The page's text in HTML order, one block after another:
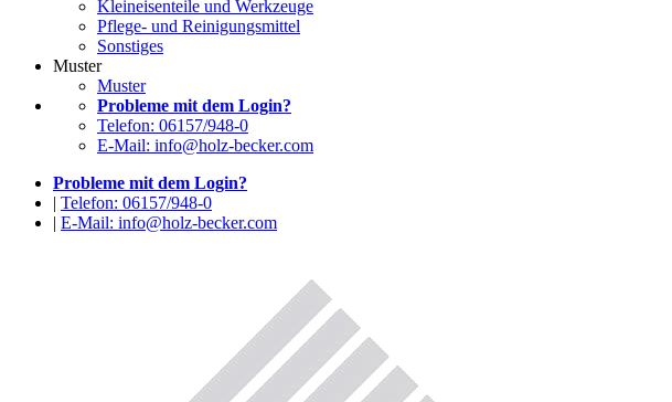
Kleineisenteile und Werkzeuge
Pflege- und Reinigungsmittel
Sonstiges
Muster
Muster
Probleme mit dem Login?
Telefon: 06157/948-0
E-Mail: info@holz-becker.com
Probleme mit dem Login?
| Telefon: 06157/948-0
| E-Mail: info@holz-becker.com